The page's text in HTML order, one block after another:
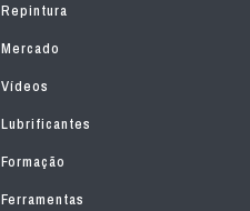
Repintura
Mercado
Vídeos
Lubrificantes
Formação
Ferramentas